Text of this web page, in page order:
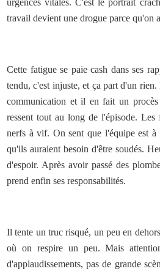
urgences vitales. C'est le portrait
travail devient une drogue parce
Cette fatigue se paie cash dans ses
tendu, c'est injuste, et ça part d'un
communication et il en fait un
ressent tout au long de l'épisode.
nerfs à vif. On sent que l'équipe est à
qu'ils auraient besoin d'être soudés.
d'espoir. Après avoir passé des
prend enfin ses responsabilités.
Il tente un truc risqué, un peu en
où on respire un peu. Mais
d'applaudissements, pas de grande